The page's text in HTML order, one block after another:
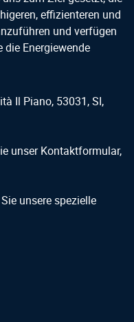
effizienteren und
und verfügen
die Energiewende
Il Piano, 53031, SI,
unser Kontaktformular,
unsere spezielle